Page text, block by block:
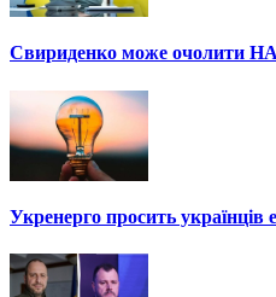
Свириденко може очолити
Укренерго просить українців